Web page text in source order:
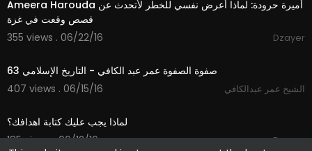
Ameera Harouda أميرة حرودة: لماذا أعرض نفسي للخطر لأتحدث عن
قصص وقعت في غزة
355 views . 06/22/16
Dzayer
صفوة الصفوة عمر عبد الكافي - التاريخ الإسلامي 63
407 views . 06/15/16
الشيخ عمر عبدالكافي
لماذا يجب عليك كتابة اهدافك؟
185 views . 06/12/16
Dzayer